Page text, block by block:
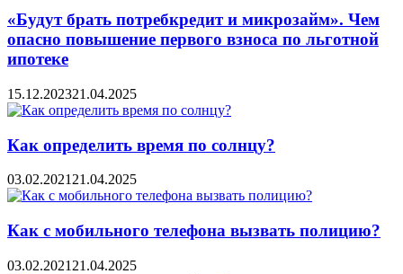
«Будут брать потребкредит и микрозайм». Чем
опасно повышение первого взноса по льготной
ипотеке
15.12.202321.04.2025
Как определить время по солнцу?
03.02.2021 21.04.2025
Как с мобильного телефона вызвать полицию?
03.02.2021 21.04.2025